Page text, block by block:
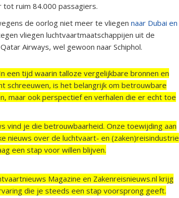
ruim 84.000 passagiers.
de oorlog niet meer te vliegen naar Dubai en
vliegen luchtvaartmaatschappijen uit de
Airways, wel gewoon naar Schiphol.
een tijd waarin talloze vergelijkbare bronnen en
schreeuwen, is het belangrijk om betrouwbare
maar ook perspectief en verhalen die er echt toe
vind je die betrouwbaarheid. Onze toewijding aan
nieuws over de luchtvaart- en (zaken)reisindustrie
een stap voor willen blijven.
Magazine en Zakenreisnieuws.nl krijg
die je steeds een stap voorsprong geeft.